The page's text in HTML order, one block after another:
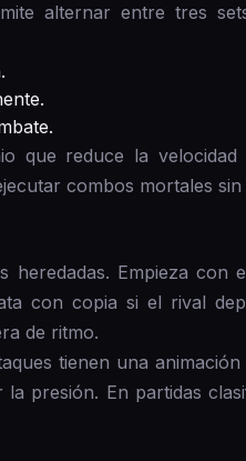
alternar entre tres
que reduce la
combos mortales
Empieza con
con copia si el rival
de ritmo.
tienen una
presión. En partidas